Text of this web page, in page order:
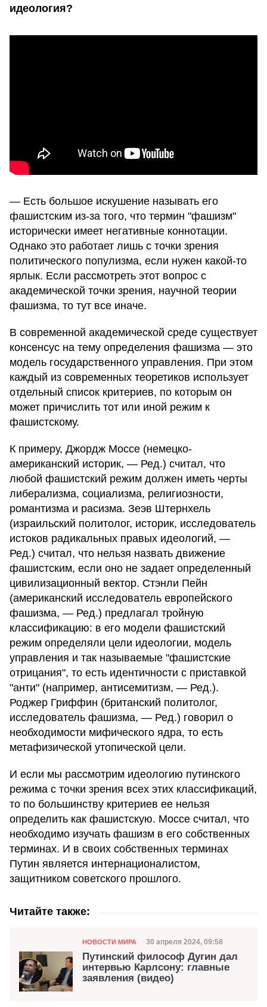
идеология?
— Есть большое искушение называть его
фашистским из-за того, что термин "фашизм"
исторически имеет негативные коннотации.
Однако это работает лишь с точки зрения
политического популизма, если нужен какой-то
ярлык. Если рассмотреть этот вопрос с
академической точки зрения, научной теории
фашизма, то тут все иначе.
В современной академической среде существует
консенсус на тему определения фашизма — это
модель государственного управления. При этом
каждый из современных теоретиков использует
отдельный список критериев, по которым он
может причислить тот или иной режим к
фашистскому.
К примеру, Джордж Моссе (немецко-
американский историк, — Ред.) считал, что
любой фашистский режим должен иметь черты
либерализма, социализма, религиозности,
романтизма и расизма. Зеэв Штернхель
(израильский политолог, историк, исследователь
истоков радикальных правых идеологий, —
Ред.) считал, что нельзя назвать движение
фашистским, если оно не задает определенный
цивилизационный вектор. Стэнли Пейн
(американский исследователь европейского
фашизма, — Ред.) предлагал тройную
классификацию: в его модели фашистский
режим определяли цели идеологии, модель
управления и так называемые "фашистские
отрицания", то есть идентичности с приставкой
"анти" (например, антисемитизм, — Ред.).
Роджер Гриффин (британский политолог,
исследователь фашизма, — Ред.) говорил о
необходимости мифического ядра, то есть
метафизической утопической цели.
И если мы рассмотрим идеологию путинского
режима с точки зрения всех этих классификаций,
то по большинству критериев ее нельзя
определить как фашистскую. Моссе считал, что
необходимо изучать фашизм в его собственных
терминах. И в своих собственных терминах
Путин является интернационалистом,
защитником советского прошлого.
Читайте также:
Категория
НОВОСТИ МИРА Дата публикации
30 апреля 2024, 09:58
Путинский философ Дугин дал
интервью Карлсону: главные
заявления (видео)